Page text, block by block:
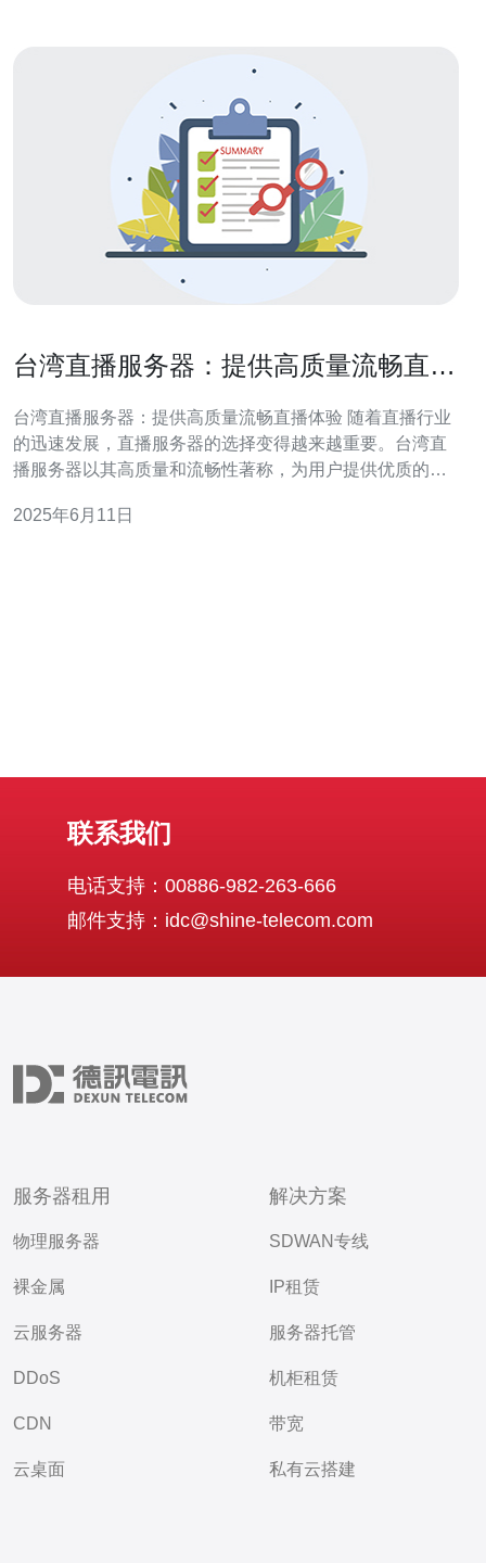
台湾直播服务器：提供高质量流畅直播
台湾直播服务器：提供高质量流畅直播体验 随着直播行业
的迅速发展，直播服务器的选择变得越来越重要。台湾直
播服务器以其高质量和流畅性著称，为用户提供优质的直
直播服务器具有以下几个优势： 稳定性：台湾直播服务器
2025年6月11日
联系我们
电话支持：00886-982-263-666
邮件支持：idc@shine-telecom.com
服务器租用
物理服务器
裸金属
云服务器
DDoS
CDN
云桌面
解决方案
SDWAN专线
IP租赁
服务器托管
机柜租赁
带宽
私有云搭建